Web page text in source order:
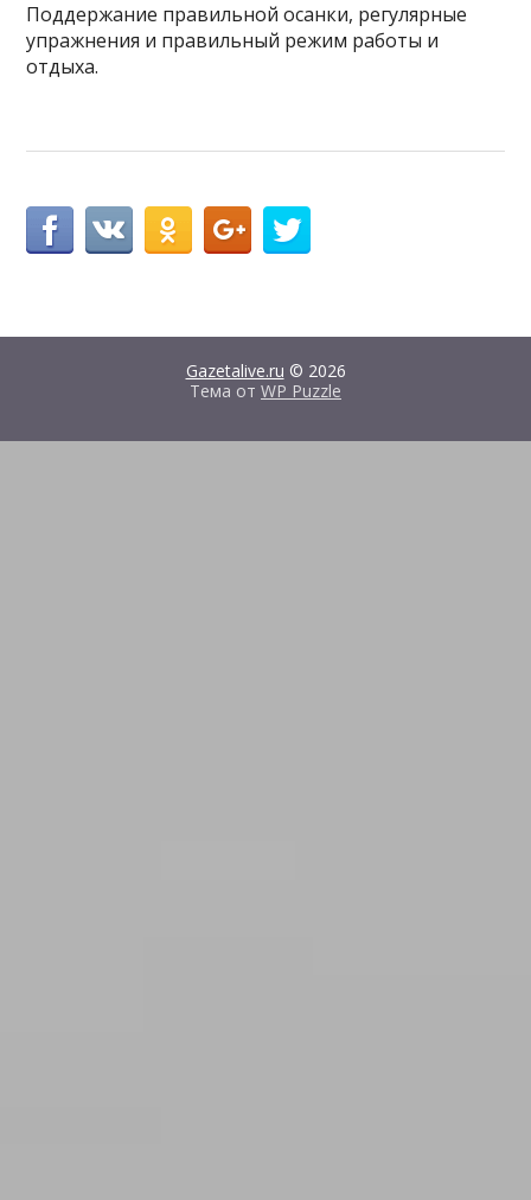
Поддержание правильной осанки, регулярные
упражнения и правильный режим работы и
отдыха.
Gazetalive.ru © 2026
Тема от WP Puzzle